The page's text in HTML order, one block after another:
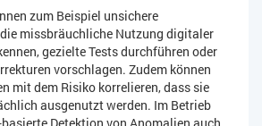
zum Beispiel unsichere
missbräuchliche Nutzung digitaler
gezielte Tests durchführen oder
vorschlagen. Zudem können
mit dem Risiko korrelieren, dass sie
ausgenutzt werden. Im Betrieb